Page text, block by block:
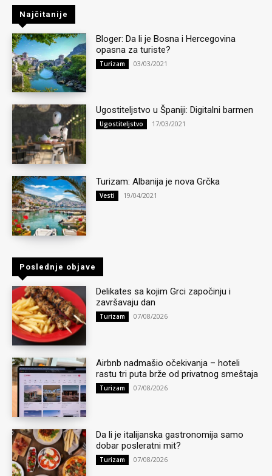
Najčitanije
Bloger: Da li je Bosna i Hercegovina
opasna za turiste?
Turizam 03/03/2021
Ugostiteljstvo u Španiji: Digitalni barmen
Ugostiteljstvo 17/03/2021
Turizam: Albanija je nova Grčka
Vesti 19/04/2021
Poslednje objave
Delikates sa kojim Grci započinju i
završavaju dan
Turizam 07/08/2026
Airbnb nadmašio očekivanja – hoteli
rastu tri puta brže od privatnog smeštaja
Turizam 07/08/2026
Da li je italijanska gastronomija samo
dobar posleratni mit?
Turizam 07/08/2026